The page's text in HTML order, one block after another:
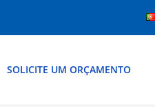
SOLICITE UM ORÇAMENTO